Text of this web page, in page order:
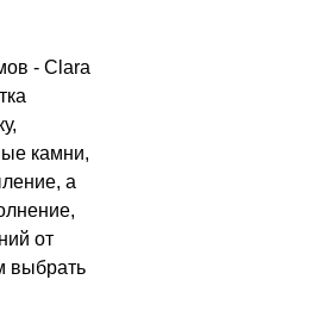
- Clara
камни,
а
от
выбрать